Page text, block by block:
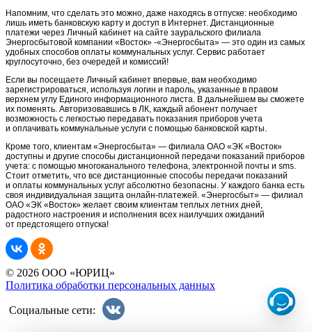
Напомним, что сделать это можно, даже находясь в отпуске: необходимо
лишь иметь банковскую карту и доступ в Интернет. Дистанционные
платежи через Личный кабинет на сайте зауральского филиала
Энергосбытовой компании «Восток» -«Энергосбыта» — это один из самых
удобных способов оплаты коммунальных услуг. Сервис работает
круглосуточно, без очередей и комиссий!
Если вы посещаете Личный кабинет впервые, вам необходимо
зарегистрироваться, используя логин и пароль, указанные в правом
верхнем углу Единого информационного листа. В дальнейшем вы сможете
их поменять. Авторизовавшись в ЛК, каждый абонент получает
возможность с легкостью передавать показания приборов учета
и оплачивать коммунальные услуги с помощью банковской карты.
Кроме того, клиентам «Энергосбыта» — филиала ОАО «ЭК «Восток»
доступны и другие способы дистанционной передачи показаний приборов
учета: с помощью многоканального телефона, электронной почты и sms.
Стоит отметить, что все дистанционные способы передачи показаний
и оплаты коммунальных услуг абсолютно безопасны. У каждого банка есть
своя индивидуальная защита онлайн-платежей. «Энергосбыт» — филиал
ОАО «ЭК «Восток» желает своим клиентам теплых летних дней,
радостного настроения и исполнения всех наилучших ожиданий
от предстоящего отпуска!
© 2026 ООО «ЮРИЦ»
Политика обработки персональных данных
Социальные сети: